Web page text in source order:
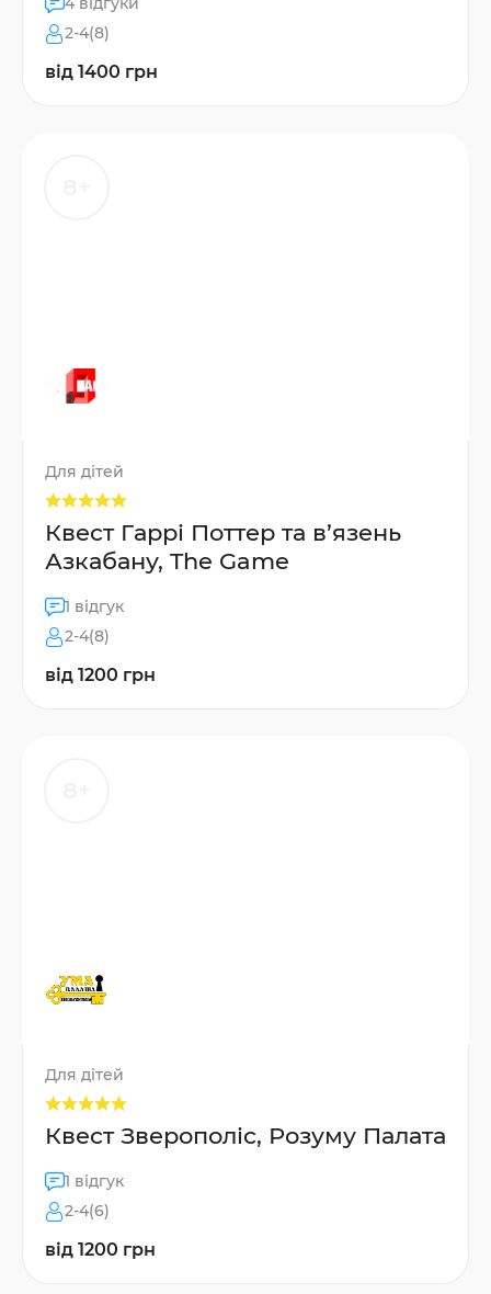
2-4(8)
від 1400 грн
Для дітей
Квест Гаррі Поттер та в’язень
Азкабану, The Game
1 відгук
2-4(8)
від 1200 грн
Для дітей
Квест Зверополіс, Розуму Палата
1 відгук
2-4(6)
від 1200 грн